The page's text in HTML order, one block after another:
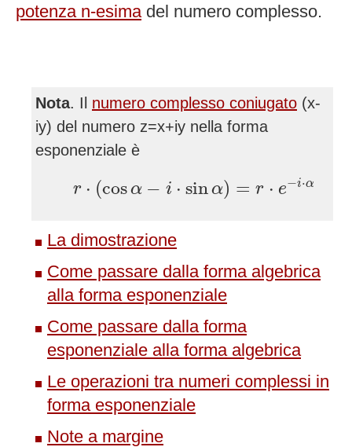
potenza n-esima del numero complesso.
Nota. Il numero complesso coniugato (x-
iy) del numero z=x+iy nella forma
esponenziale è
r ⋅ (cosα − i ⋅ sinα) = r ⋅ e−i⋅α
r −i sin =
La dimostrazione
Come passare dalla forma algebrica
alla forma esponenziale
Come passare dalla forma
esponenziale alla forma algebrica
Le operazioni tra numeri complessi in
forma esponenziale
Note a margine